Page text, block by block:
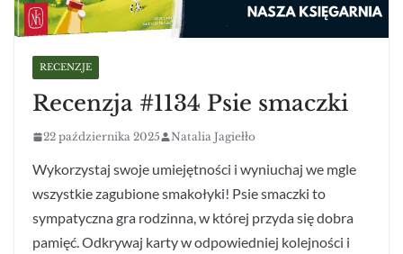
RECENZJE
Recenzja #1134 Psie smaczki
22 października 2025 Natalia Jagiełło
Wykorzystaj swoje umiejętności i wyniuchaj we mgle
wszystkie zagubione smakołyki! Psie smaczki to
sympatyczna gra rodzinna, w której przyda się dobra
pamięć. Odkrywaj karty w odpowiedniej kolejności i